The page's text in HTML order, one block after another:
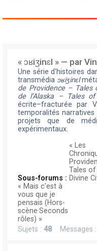
« ɔʁiʒinɛl » — par
Une série d'histoires
transmédia ɔʁiʒinɛl
de Providence – Tales
de l’Alaska – Tales
écrite–fracturée par
temporalités
projets que de
expérimentaux.
Sous-forums :
« Les
Tales of
Divine
« Mais c'est à
vous que je
pensais (Hors-
scène·Seconds
rôles) »
Sujets : 48 Messages :